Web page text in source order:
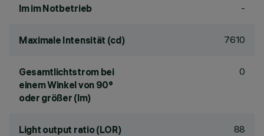
lm im Notbetrieb -
Maximale Intensität (cd) 7610
Gesamtlichtstrom bei
einem Winkel von 90°
oder größer (lm)
0
Light output ratio (LOR) 88